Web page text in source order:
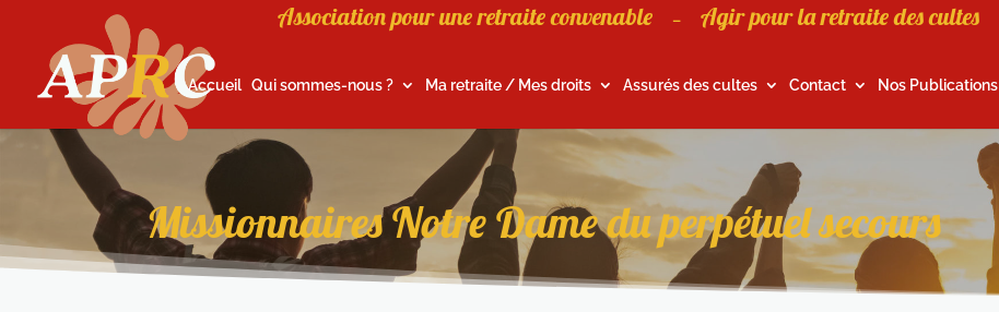
Association pour une retraite convenable – Agir pour la retraite des cultes
Accueil Qui sommes-nous ? Ma retraite / Mes droits Assurés des cultes Contact Nos Publications
Missionnaires Notre Dame du perpétuel secours